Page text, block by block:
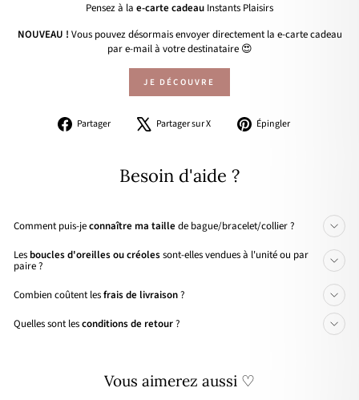
Pensez à la e-carte cadeau Instants Plaisirs
NOUVEAU ! Vous pouvez désormais envoyer directement la e-carte cadeau
par e-mail à votre destinataire 😍
JE DÉCOUVRE
Partager
PartagerPartager sur X
Tweeter Épingler
Besoin d'aide ?
Comment puis-jeconnaître ma taille de bague/bracelet/collier ?
Les boucles d'oreilles ou créolessont-elles vendues à l'unité ou par
paire ?
Combien coûtent lesfrais de livraison?
Quelles sont lesconditions de retour?
Vous aimerez aussi ♡